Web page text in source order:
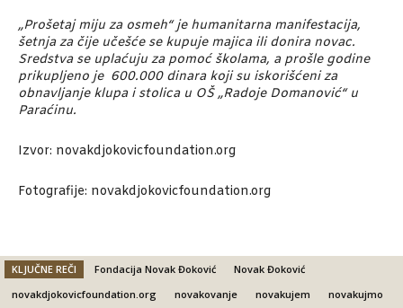
„Prošetaj miju za osmeh“ je humanitarna manifestacija,
šetnja za čije učešće se kupuje majica ili donira novac.
Sredstva se uplaćuju za pomoć školama, a prošle godine
prikupljeno je 600.000 dinara koji su iskorišćeni za
obnavljanje klupa i stolica u OŠ „Radoje Domanović“ u
Paraćinu.
Izvor: novakdjokovicfoundation.org
Fotografije: novakdjokovicfoundation.org
KLJUČNE REČI Fondacija Novak Đoković
Novak Đoković
novakdjokovicfoundation.org
novakovanje novakujem novakujmo